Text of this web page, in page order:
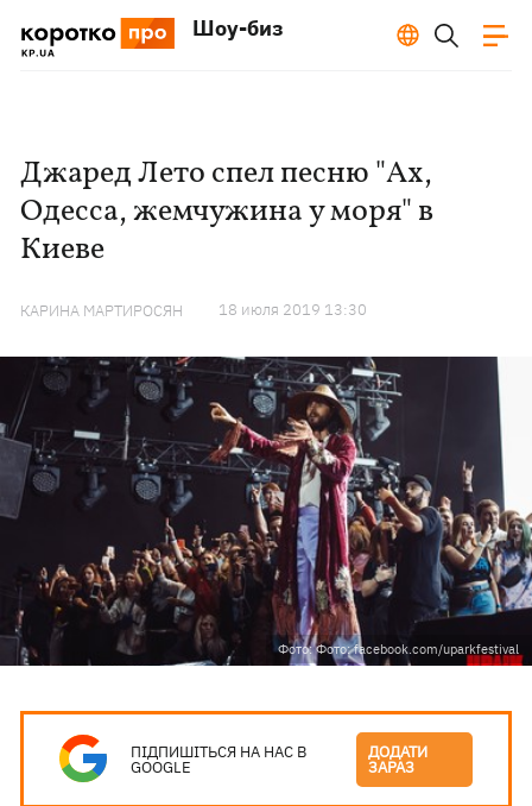
Шоу-биз
Джаред Лето спел песню "Ах,
Одесса, жемчужина у моря" в
Киеве
КАРИНА МАРТИРОСЯН 18 июля 2019 13:30
Фото: Фото: facebook.com/uparkfestival
ПІДПИШІТЬСЯ НА НАС В
GOOGLE
ДОДАТИ
ЗАРАЗ